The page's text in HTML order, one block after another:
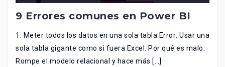
9 Errores comunes en Power BI
1. Meter todos los datos en una sola tabla Error: Usar una
sola tabla gigante como si fuera Excel. Por qué es malo:
Rompe el modelo relacional y hace más […]